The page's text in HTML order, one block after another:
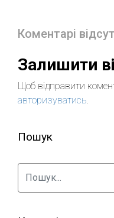
Коментарі
Залишити
Щоб відправити
авторизуватись.
Пошук